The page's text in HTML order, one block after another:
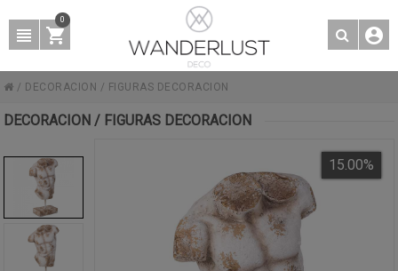
0
/ DECORACION / FIGURAS DECORACION
DECORACION / FIGURAS DECORACION
15.00%